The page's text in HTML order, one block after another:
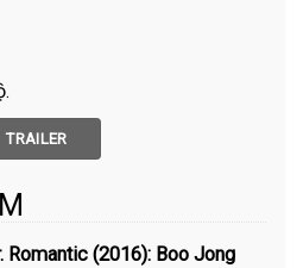
TRAILER
(2016): Boo Jong